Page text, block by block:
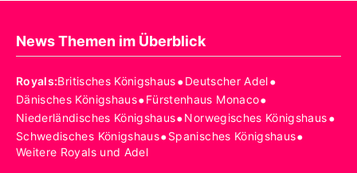
News Themen im Überblick
Royals:Britisches Königshaus•Deutscher Adel•
Dänisches Königshaus•Fürstenhaus Monaco•
Niederländisches Königshaus•Norwegisches Königshaus•
Schwedisches Königshaus•Spanisches Königshaus•
Weitere Royals und Adel